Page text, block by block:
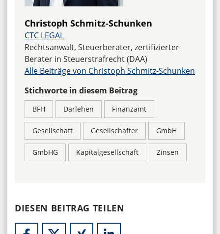
Christoph Schmitz-Schunken
CTC LEGAL
Rechtsanwalt, Steuerberater, zertifizierter
Berater in Steuerstrafrecht (DAA)
Alle Beiträge von Christoph Schmitz-Schunken
Stichworte in diesem Beitrag
BFH Darlehen Finanzamt
Gesellschaft Gesellschafter GmbH
GmbHG Kapitalgesellschaft Zinsen
DIESEN BEITRAG TEILEN